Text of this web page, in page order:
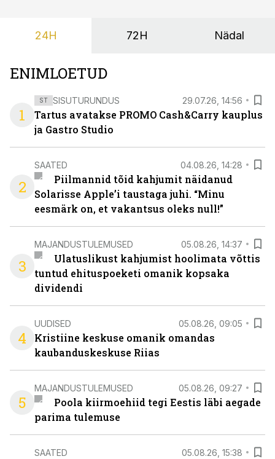
24H 72H Nädal
ENIMLOETUD
1
ST SISUTURUNDUS 29.07.26, 14:56
Tartus avatakse PROMO Cash&Carry kauplus
ja Gastro Studio
2
SAATED 04.08.26, 14:28
Piilmannid tõid kahjumit näidanud
Solarisse Apple’i taustaga juhi. “Minu
eesmärk on, et vakantsus oleks null!”
3
MAJANDUSTULEMUSED 05.08.26, 14:37
Ulatuslikust kahjumist hoolimata võttis
tuntud ehituspoeketi omanik kopsaka
dividendi
4
UUDISED 05.08.26, 09:05
Kristiine keskuse omanik omandas
kaubanduskeskuse Riias
5
MAJANDUSTULEMUSED 05.08.26, 09:27
Poola kiirmoehiid tegi Eestis läbi aegade
parima tulemuse
SAATED 05.08.26, 15:38